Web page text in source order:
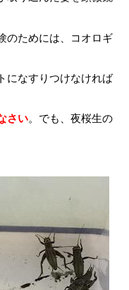
のためには、コオロギ
になすりつけなければ
さい。でも、夜桜生の